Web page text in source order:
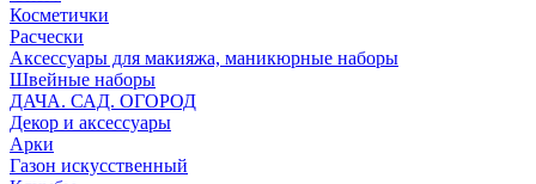
Косметички
Расчески
Аксессуары для макияжа, маникюрные наборы
Швейные наборы
ДАЧА. САД. ОГОРОД
Декор и аксессуары
Арки
Газон искусственный